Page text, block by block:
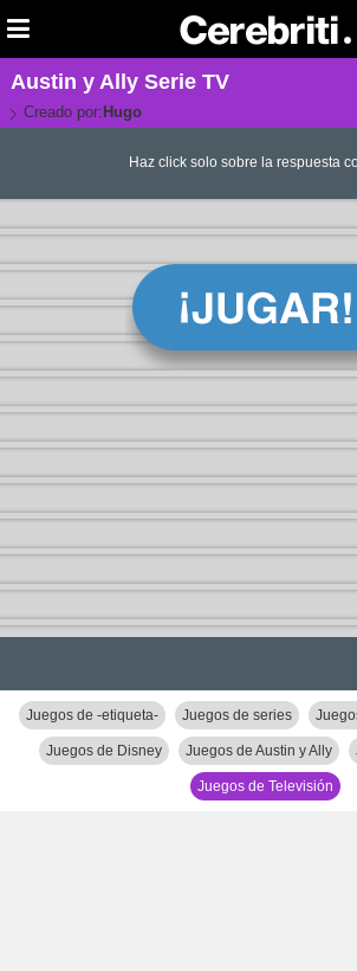
Austin y Ally Serie TV
Creado por: Hugo
Haz click solo sobre la respuesta
Juegos de -etiqueta- Juegos de series
Juegos de Disney Juegos de Austin y Ally
Juegos de Televisión